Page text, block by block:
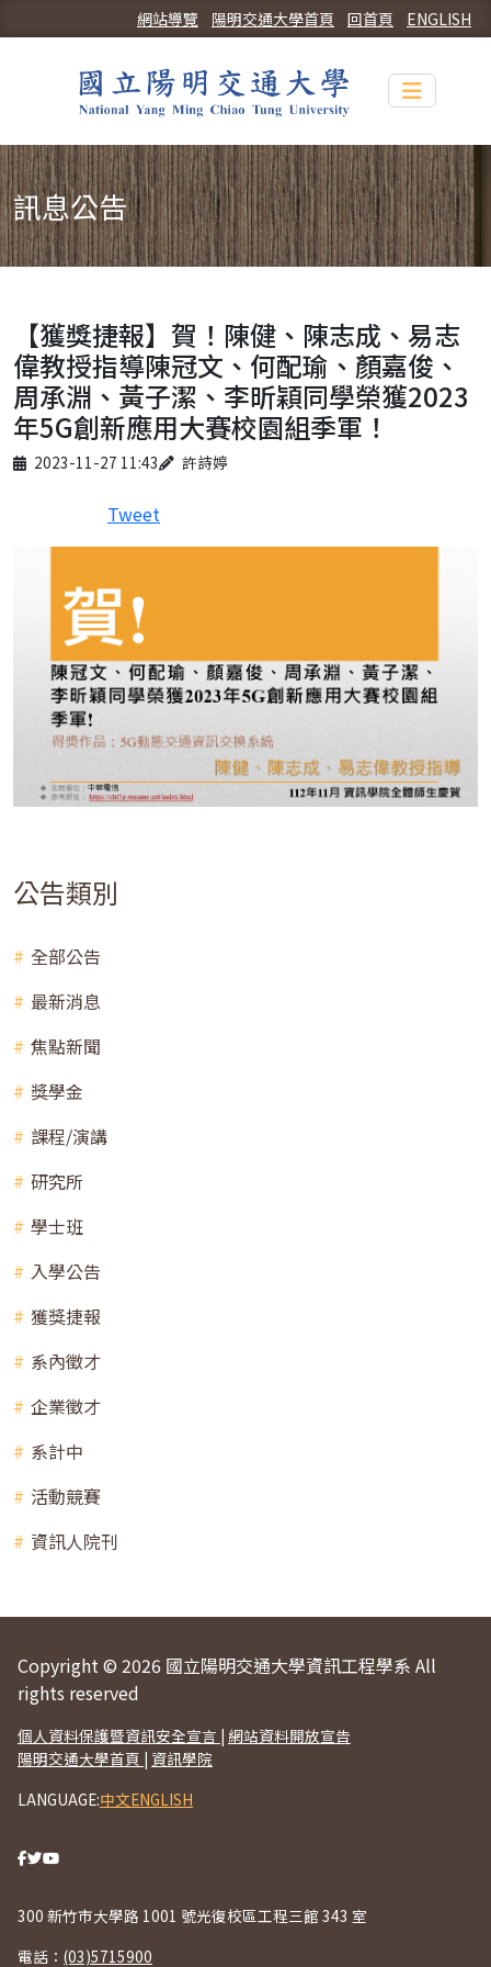
ENGLISH
回首頁
陽明交通大學首頁
網站導覽
Toggle
訊息公告
【獲獎捷報】賀！陳健、陳志成、易志
偉教授指導陳冠文、何配瑜、顏嘉俊、
周承淵、黃子潔、李昕穎同學榮獲2023
年5G創新應用大賽校園組季軍！
Published on
2023-11-27 11:43
Author 許詩婷
Tweet
公告類別
全部公告
最新消息
焦點新聞
獎學金
課程/演講
研究所
學士班
入學公告
獲獎捷報
系內徵才
企業徵才
系計中
活動競賽
資訊人院刊
Copyright © 2026 國立陽明交通大學資訊工程學系 All
rights reserved
個人資料保護暨資訊安全宣言 | 網站資料開放宣告
陽明交通大學首頁 | 資訊學院
LANGUAGE:中文ENGLISH
300 新竹市大學路 1001 號光復校區工程三館 343 室
電話： (03)5715900